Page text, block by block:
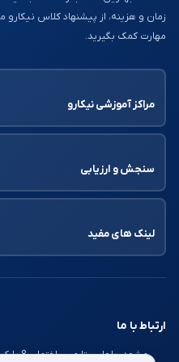
این کلاس‌ها به صورت آنلاین و
حضوری در مشهد در سراسر
کلاس‌ها جلسات رفع اشکال و
سازمان فنی و حرفه‌ای بوده و
رایانه‌ای با فتوشاپ، بازی‌سازی،
خصوصی می‌باشد.
زمان و هزینه، از پیشنهاد کلاس نیکارو
مهارت کمک بگیرید.
مراکز آموزشی نیکارو
سنجش و ارزیابی
لینک های مفید
ارتباط با ما
مشهد، بلوار ستاری، ساختمان 8 پارک علم و فناوری